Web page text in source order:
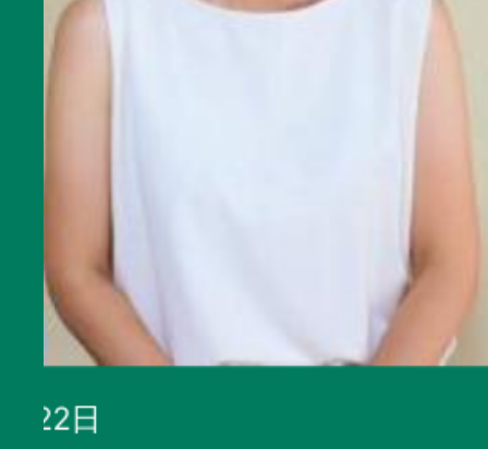
2025年08月22日